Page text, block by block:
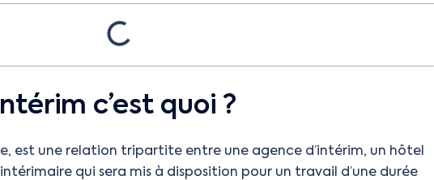
c’est quoi ?
est une relation tripartite entre une agence d’intérim, un hôtel
qui sera mis à disposition pour un travail d’une durée